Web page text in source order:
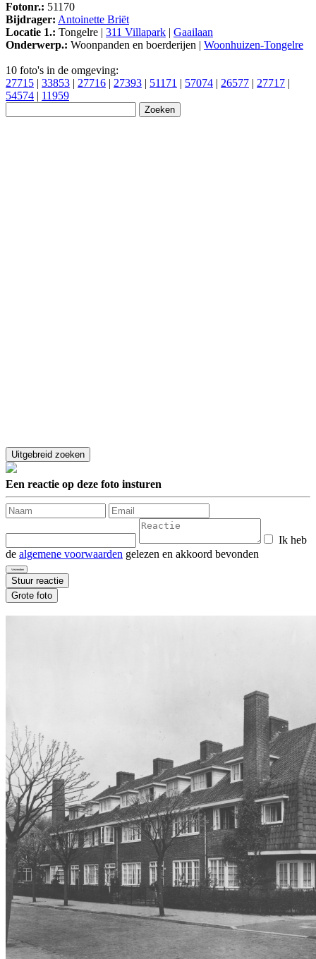
Fotonr.: 51170
Bijdrager: Antoinette Briët
Locatie 1.: Tongelre | 311 Villapark | Gaailaan
Onderwerp.: Woonpanden en boerderijen | Woonhuizen-Tongelre
10 foto's in de omgeving:
27715 | 33853 | 27716 | 27393 | 51171 | 57074 | 26577 | 27717 |
54574 | 11959
Een reactie op deze foto insturen
Ik heb
de algemene voorwaarden gelezen en akkoord bevonden